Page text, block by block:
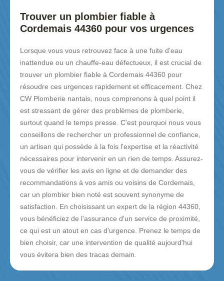
Trouver un plombier fiable à
Cordemais 44360 pour vos urgences
Lorsque vous vous retrouvez face à une fuite d'eau
inattendue ou un chauffe-eau défectueux, il est crucial de
trouver un plombier fiable à Cordemais 44360 pour
résoudre ces urgences rapidement et efficacement. Chez
CW Plomberie nantais, nous comprenons à quel point il
est stressant de gérer des problèmes de plomberie,
surtout quand le temps presse. C'est pourquoi nous vous
conseillons de rechercher un professionnel de confiance,
un artisan qui possède à la fois l'expertise et la réactivité
nécessaires pour intervenir en un rien de temps. Assurez-
vous de vérifier les avis en ligne et de demander des
recommandations à vos amis ou voisins de Cordemais,
car un plombier bien noté est souvent synonyme de
satisfaction. En choisissant un expert de la région 44360,
vous bénéficiez de l'assurance d'un service de proximité,
ce qui est un atout en cas d'urgence. Prenez le temps de
bien choisir, car une intervention de qualité aujourd'hui
vous évitera bien des tracas demain.